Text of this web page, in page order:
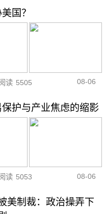
国？
读 5505 08-06
护与产业焦虑的缩影
读 5053 08-06
美制裁：政治操弄下